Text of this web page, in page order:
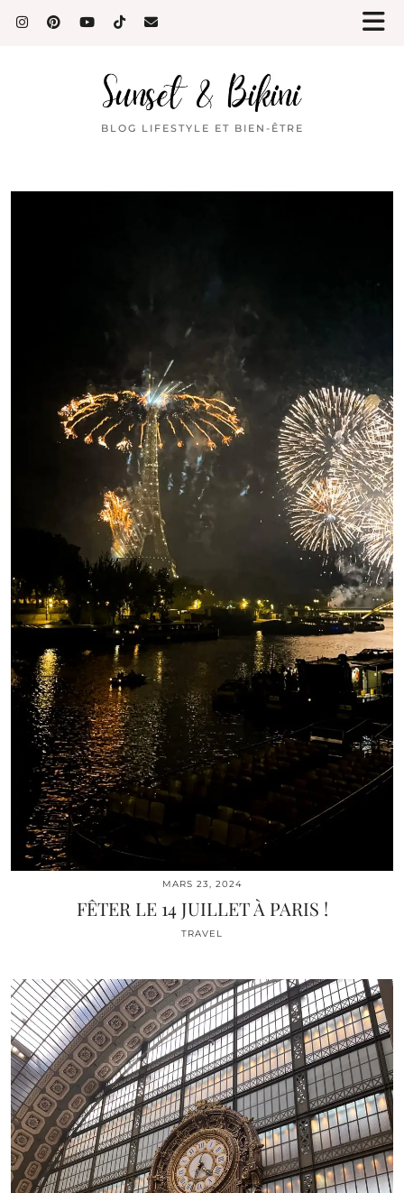
BLOG LIFESTYLE ET BIEN-ÊTRE
MARS 23, 2024
FÊTER LE 14 JUILLET À PARIS !
TRAVEL